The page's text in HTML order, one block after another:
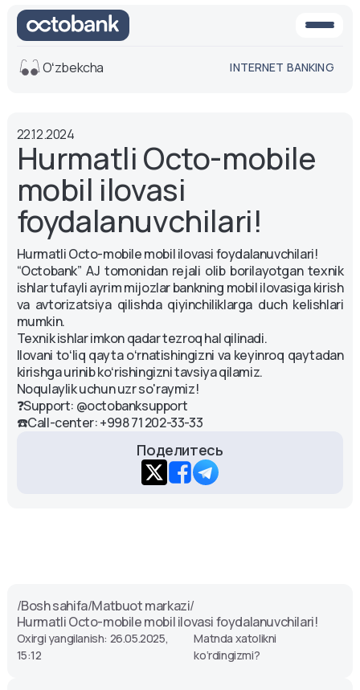
O'rta
versiya
Oq-qora
versiya
Ovoz
Matn o'lchami
Aa -
Aa
Aa +
Oʻzbekcha INTERNET BANKING
22.12.2024
Hurmatli Octo-mobile
mobil ilovasi
foydalanuvchilari!
Hurmatli Octo-mobile mobil ilovasi foydalanuvchilari!
“Octobank” AJ tomonidan rejali olib borilayotgan texnik
ishlar tufayli ayrim mijozlar bankning mobil ilovasiga kirish
va avtorizatsiya qilishda qiyinchiliklarga duch kelishlari
mumkin.
Texnik ishlar imkon qadar tezroq hal qilinadi.
Ilovani toʻliq qayta oʻrnatishingizni va keyinroq qaytadan
kirishga urinib koʻrishingizni tavsiya qilamiz.
Noqulaylik uchun uzr so'raymiz!
❓Support: @octobanksupport
☎️Call-center: +998 71 202-33-33
Поделитесь
/Bosh sahifa/Matbuot markazi/
Hurmatli Octo-mobile mobil ilovasi foydalanuvchilari!
Oxirgi yangilanish: 26.05.2025,
15:12
Matnda xatolikni
ko‘rdingizmi?